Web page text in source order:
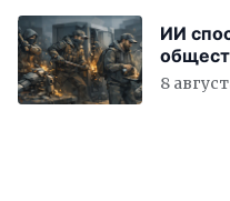
ИИ
всём
8